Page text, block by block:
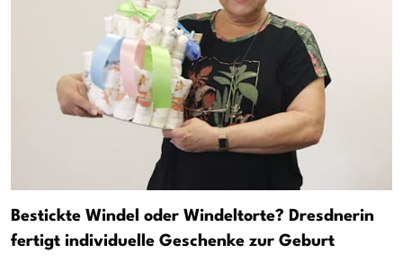
Bestickte Windel oder Windeltorte? Dresdnerin
fertigt individuelle Geschenke zur Geburt